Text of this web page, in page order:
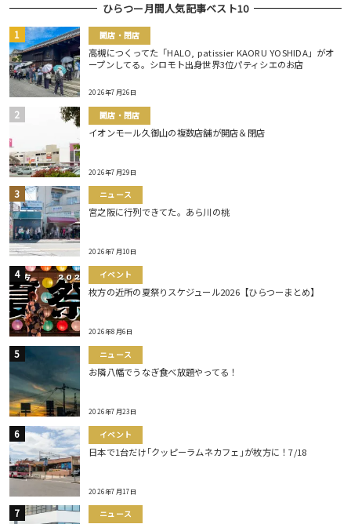
ひらつー月間人気記事ベスト10
開店・閉店
高槻につくってた「HALO, patissier KAORU YOSHIDA」がオ
ープンしてる。シロモト出身世界3位パティシエのお店
2026年7月26日
開店・閉店
イオンモール久御山の複数店舗が開店＆閉店
2026年7月29日
ニュース
宮之阪に行列できてた。あら川の桃
2026年7月10日
イベント
枚方の近所の夏祭りスケジュール2026【ひらつーまとめ】
2026年8月6日
ニュース
お隣八幡でうなぎ食べ放題やってる！
2026年7月23日
イベント
日本で1台だけ｢クッピーラムネカフェ｣が枚方に！7/18
2026年7月17日
ニュース